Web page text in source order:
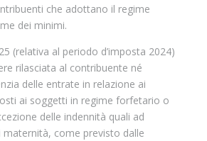
che adottano il regime
dei minimi.
(relativa al periodo d’imposta 2024)
rilasciata al contribuente né
delle entrate in relazione ai
ai soggetti in regime forfetario o
delle indennità quali ad
maternità, come previsto dalle